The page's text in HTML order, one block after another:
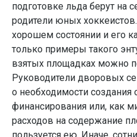
подготовке льда берут на
родители юных
хорошем состоянии и его
только примеры такого
взятых площадках можно
Руководители дворовых
о необходимости создания
финансирования или, как
расходов на содержание